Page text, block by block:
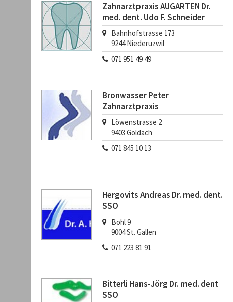
Zahnarztpraxis AUGARTEN Dr.
med. dent. Udo F. Schneider
Bahnhofstrasse 173
9244 Niederuzwil
071 951 49 49
Bronwasser Peter
Zahnarztpraxis
Löwenstrasse 2
9403 Goldach
071 845 10 13
Hergovits Andreas Dr. med. dent.
SSO
Bohl 9
9004St. Gallen
071 223 81 91
Bitterli Hans-Jörg Dr. med. dent
SSO